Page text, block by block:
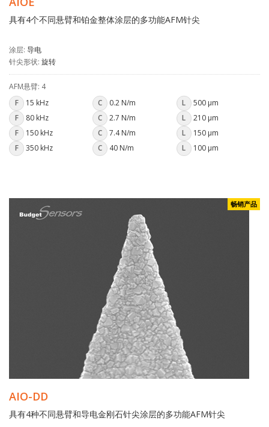
具有4个不同悬臂和铂金整体涂层的多功能AFM针尖
涂层: 导电
针尖形状: 旋转
AFM悬臂: 4
F
15 kHz C 0.2 N/m L 500 µm
F
80 kHz C 2.7 N/m L 210 µm
F
150 kHz C 7.4 N/m L 150 µm
F
350 kHz C 40 N/m L 100 µm
畅销产品
AIO-DD
具有4种不同悬臂和导电金刚石针尖涂层的多功能AFM针尖